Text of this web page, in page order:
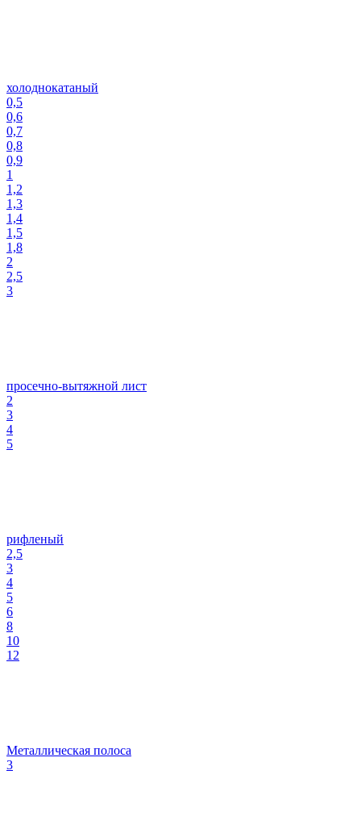
холоднокатаный
0,5
0,6
0,7
0,8
0,9
1
1,2
1,3
1,4
1,5
1,8
2
2,5
3
просечно-вытяжной лист
2
3
4
5
рифленый
2,5
3
4
5
6
8
10
12
Металлическая полоса
3